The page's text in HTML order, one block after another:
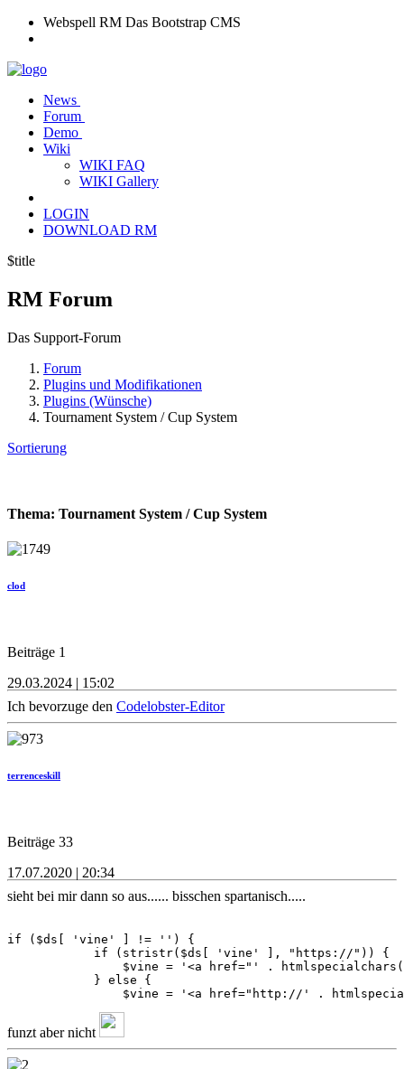
Webspell RM Das Bootstrap CMS
News
Forum
Demo
Wiki
WIKI FAQ
WIKI Gallery
LOGIN
DOWNLOAD RM
$title
RM Forum
Das Support-Forum
Forum
Plugins und Modifikationen
Plugins (Wünsche)
Tournament System / Cup System
Sortierung
Thema: Tournament System / Cup System
clod
Beiträge 1
29.03.2024 | 15:02
Ich bevorzuge den Codelobster-Editor
terrenceskill
Beiträge 33
17.07.2020 | 20:34
sieht bei mir dann so aus...... bisschen spartanisch.....
if ($ds[ 'vine' ] != '') {
            if (stristr($ds[ 'vine' ], "https://")) {
$vine = '<a href="' .
            } else {
$vine = '<a href="http://' .
funzt aber nicht